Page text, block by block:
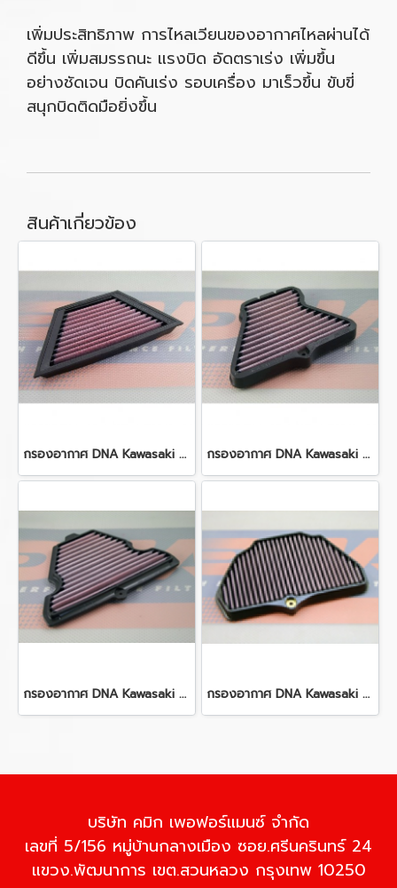
เพิ่มประสิทธิภาพ การไหลเวียนของอากาศไหลผ่านได้
ดีขึ้น เพิ่มสมรรถนะ แรงบิด อัดตราเร่ง เพิ่มขึ้น
อย่างชัดเจน บิดคันเร่ง รอบเครื่อง มาเร็วขึ้น ขับขี่
สนุกบิดติดมือยิ่งขึ้น
สินค้าเกี่ยวข้อง
กรองอากาศ DNA Kawasaki ZX14R (12-18) ZZR 1400 (12-15) กรองอากาศ DNA Kawasaki ZX10R (11-15)
กรองอากาศ DNA Kawasaki Ninja 1000 (10-19) Z 1000 (10-20) Z 1000 R (17-20) Versys 1000 (12-18) กรองอากาศ DNA Kawasaki ZX10R (16-21) ZX10RR (16-21)
บริษัท คมิก เพอฟอร์แมนซ์ จำกัด
เลขที่ 5/156 หมู่บ้านกลางเมือง ซอย.ศรีนครินทร์ 24
แขวง.พัฒนาการ เขต.สวนหลวง กรุงเทพ 10250